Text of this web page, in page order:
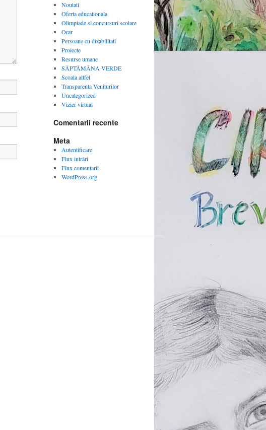
Noutati
Oferta educationala
Olimpiade si concursuri scolare
Orar
Persoane cu dizabilitati
Proiecte
Resurse umane
SĂPTĂMÂNA VERDE
Scoala altfel
Transparenta Veniturilor
Uncategorized
Vizier virtual
Comentarii recente
Meta
Autentificare
Flux intrări
Flux comentarii
WordPress.org